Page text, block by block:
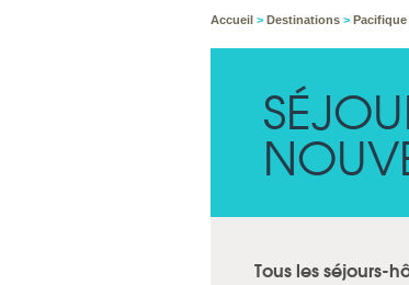
Accueil > Destinations >
Tous les séjours-